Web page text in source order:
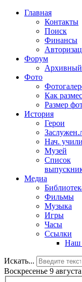
Главная
Контакты
Поиск
Финансы
Форум
Фото
Как
Размер
История
Герои
Нач.
Музей
Список
Медиа
Фильмы
Музыка
Игры
Часы
Ссылки
Наш
Искать...
Воскресенье 9